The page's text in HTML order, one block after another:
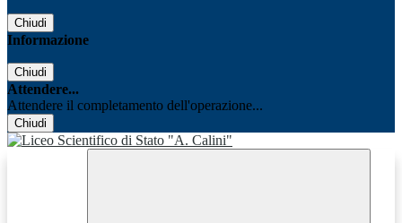
Chiudi
Informazione
Chiudi
Attendere...
Attendere il completamento dell'operazione...
Chiudi